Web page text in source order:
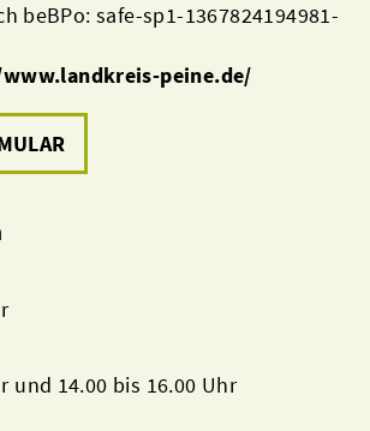
beBPo: safe-sp1-1367824194981-
peine.de/
und 14.00 bis 16.00 Uhr